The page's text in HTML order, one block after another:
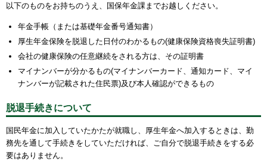
以下のものをお持ちのうえ、国保年金課までお越しください。
年金手帳（または基礎年金番号通知書）
厚生年金保険を脱退した日付のわかるもの(健康保険資格喪失証明書)
会社の健康保険の任意継続をされる方は、その証明書
マイナンバーが分かるもの(マイナンバーカード、通知カード、マイ
ナンバーが記載された住民票)及び本人確認ができるもの
脱退手続きについて
国民年金に加入していたかたが就職し、厚生年金へ加入するときは、勤
務先を通して手続きをしていただければ、ご自分で脱退手続きをする必
要はありません。